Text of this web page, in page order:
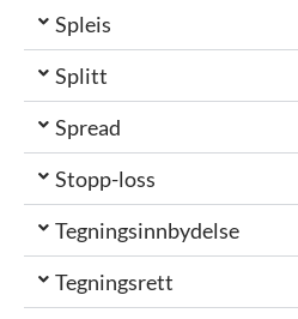
Spleis
Splitt
Spread
Stopp-loss
Tegningsinnbydelse
Tegningsrett